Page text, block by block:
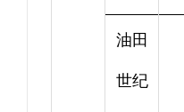
油田
世纪